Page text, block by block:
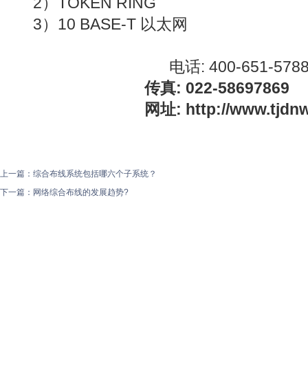
3）10 BASE-T 以太网
电话: 400-651-5788
传真: 022-58697869
网址: http://
上一篇： 综合布线系统包括哪六个子系统？
下一篇： 网络综合布线的发展趋势?